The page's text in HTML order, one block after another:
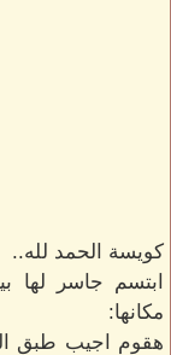
كويسة الحمد لله..
ابتسم جاسر لها
مكانها:
هقوم اجيب طبق